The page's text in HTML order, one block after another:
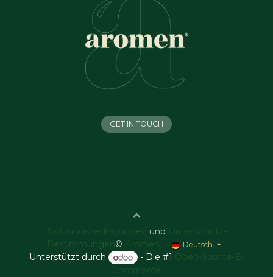
GET IN TOUCH
Nutzungsbedingungen und Datenschutz-
Bestimmungen © Aromen Deutsch
Unterstützt durch - Die #1 Open-Source-E-
Commerce